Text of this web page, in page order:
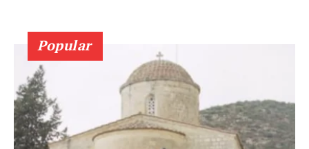
Popular